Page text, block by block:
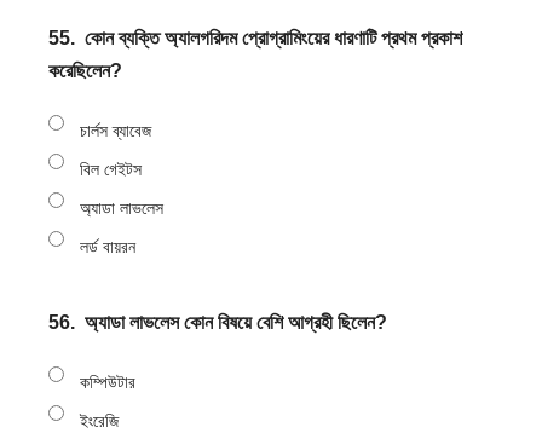
55. কোন ব্যক্তি অ্যালগরিদম প্রোগ্রামিংয়ের ধারণাটি প্রথম প্রকাশ
করেছিলেন?
চার্লস ব্যাবেজ
বিল গেইটস
অ্যাডা লাভলেস
লর্ড বায়রন
56. অ্যাডা লাভলেস কোন বিষয়ে বেশি আগ্রহী ছিলেন?
কম্পিউটার
ইংরেজি